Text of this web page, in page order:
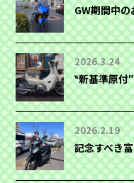
GW期間中
2026.3.24
‶新基準原
2026.2.19
記念すべき